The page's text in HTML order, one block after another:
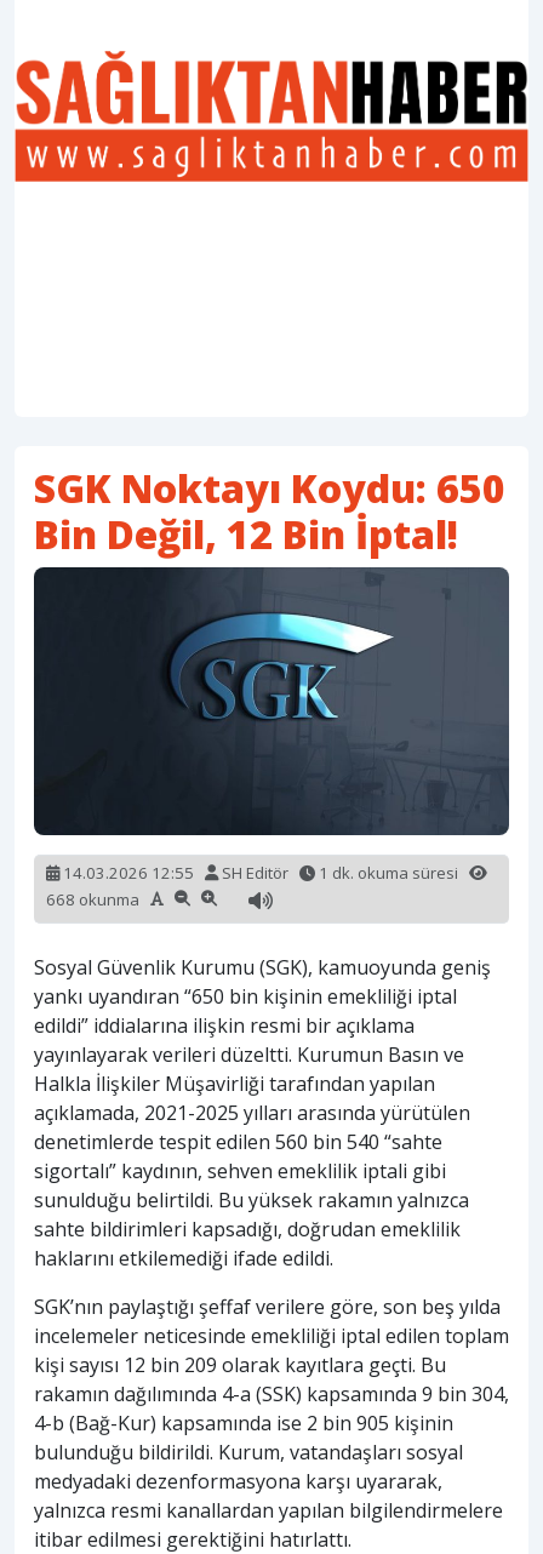
SGK Noktayı Koydu: 650
Bin Değil, 12 Bin İptal!
14.03.2026 12:55 SH Editör
1 dk. okuma süresi
668 okunma
Sosyal Güvenlik Kurumu (SGK), kamuoyunda geniş
yankı uyandıran “650 bin kişinin emekliliği iptal
edildi” iddialarına ilişkin resmi bir açıklama
yayınlayarak verileri düzeltti. Kurumun Basın ve
Halkla İlişkiler Müşavirliği tarafından yapılan
açıklamada, 2021-2025 yılları arasında yürütülen
denetimlerde tespit edilen 560 bin 540 “sahte
sigortalı” kaydının, sehven emeklilik iptali gibi
sunulduğu belirtildi. Bu yüksek rakamın yalnızca
sahte bildirimleri kapsadığı, doğrudan emeklilik
haklarını etkilemediği ifade edildi.
SGK’nın paylaştığı şeffaf verilere göre, son beş yılda
incelemeler neticesinde emekliliği iptal edilen toplam
kişi sayısı 12 bin 209 olarak kayıtlara geçti. Bu
rakamın dağılımında 4-a (SSK) kapsamında 9 bin 304,
4-b (Bağ-Kur) kapsamında ise 2 bin 905 kişinin
bulunduğu bildirildi. Kurum, vatandaşları sosyal
medyadaki dezenformasyona karşı uyararak,
yalnızca resmi kanallardan yapılan bilgilendirmelere
itibar edilmesi gerektiğini hatırlattı.